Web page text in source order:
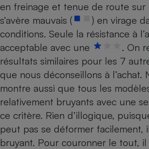
en freinage et tenue de route sur
s’avère mauvais (
) en virage
conditions. Seule la résistance à
acceptable avec une
. On
résultats similaires pour les 7
que nous déconseillons à l’achat.
montre aussi que tous les
relativement bruyants avec une
ce critère. Rien d’illogique,
peut pas se déformer facilement,
bruyant. Pour couronner le tout,